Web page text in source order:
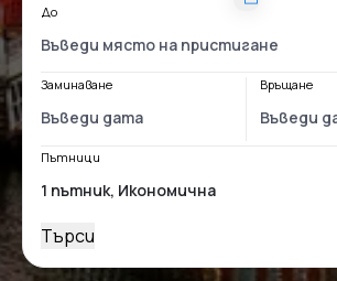
До
Заминаване Връщане
Пътници
Търси